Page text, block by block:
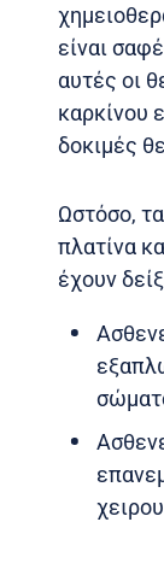
είναι
αυτές οι
καρκίνου
δοκιμές
Ωστόσο,
πλατίνα
έχουν